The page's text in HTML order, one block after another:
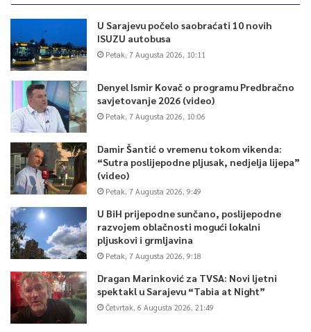
U Sarajevu počelo saobraćati 10 novih
ISUZU autobusa
Petak, 7 Augusta 2026, 10:11
Denyel Ismir Kovač o programu Predbračno
savjetovanje 2026 (video)
Petak, 7 Augusta 2026, 10:06
Damir Šantić o vremenu tokom vikenda:
“Sutra poslijepodne pljusak, nedjelja lijepa”
(video)
Petak, 7 Augusta 2026, 9:49
U BiH prijepodne sunčano, poslijepodne
razvojem oblačnosti mogući lokalni
pljuskovi i grmljavina
Petak, 7 Augusta 2026, 9:18
Dragan Marinković za TVSA: Novi ljetni
spektakl u Sarajevu “Tabia at Night”
Četvrtak, 6 Augusta 2026, 21:49